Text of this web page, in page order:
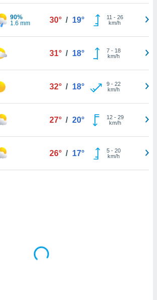
90%
1.6 mm
30° / 19° 11 - 26
km/h
31° / 18° 7- 18
km/h
32° / 18° 9- 22
km/h
27° / 20° 12- 29
km/h
26° / 17° 5- 20
km/h